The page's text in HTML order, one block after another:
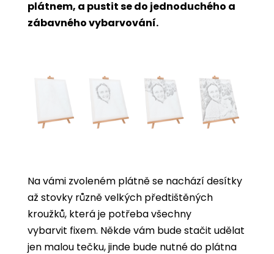
plátnem, a pustit se do jednoduchého a
zábavného vybarvování.
Na vámi zvoleném plátně se nachází desítky
až stovky různě velkých předtištěných
kroužků, která je potřeba všechny
vybarvit fixem. Někde vám bude stačit udělat
jen malou tečku, jinde bude nutné do plátna